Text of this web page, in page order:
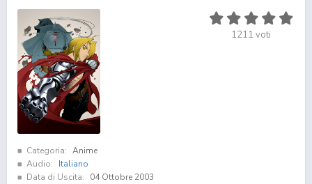
1211 voti
Categoria: Anime
Audio:
Italiano
Data di Uscita:
04 Ottobre 2003